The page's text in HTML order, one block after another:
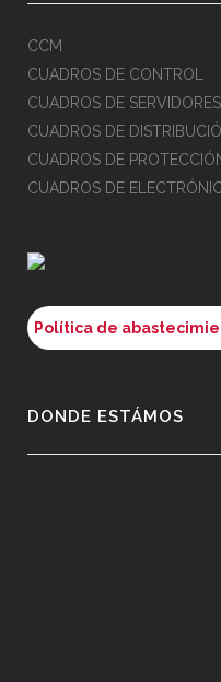
CCM
CUADROS DE CONTROL
CUADROS DE SERVIDORES
CUADROS DE
CUADROS DE
CUADROS DE
Política de
DONDE ESTÁMOS